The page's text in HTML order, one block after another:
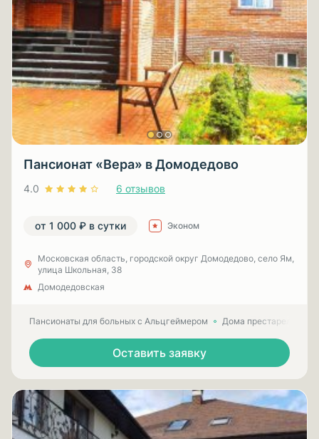
Пансионат «Вера» в Домодедово
4.0 6 отзывов
от 1 000 ₽ в сутки Эконом
Московская область, городской округ Домодедово, село Ям,
улица Школьная, 38
Домодедовская
Пансионаты для больных с Альцгеймером Дома престарелых
Оставить заявку